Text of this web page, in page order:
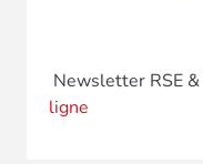
Newsletter RSE
ligne